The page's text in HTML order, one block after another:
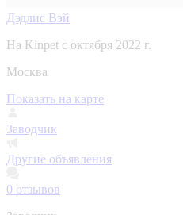
Дэдлис Вэй
На Kinpet c октября 2022 г.
Москва
Показать на карте
Заводчик
Другие объявления
0 отзывов